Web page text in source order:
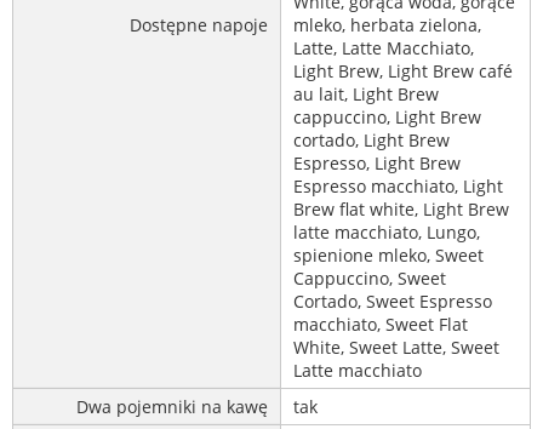
Dostępne napoje
mleko, herbata zielona,
Latte, Latte Macchiato,
Light Brew, Light Brew café
au lait, Light Brew
cappuccino, Light Brew
cortado, Light Brew
Espresso, Light Brew
Espresso macchiato, Light
Brew flat white, Light Brew
latte macchiato, Lungo,
spienione mleko, Sweet
Cappuccino, Sweet
Cortado, Sweet Espresso
macchiato, Sweet Flat
White, Sweet Latte, Sweet
Latte macchiato
Dwa pojemniki na kawę
tak